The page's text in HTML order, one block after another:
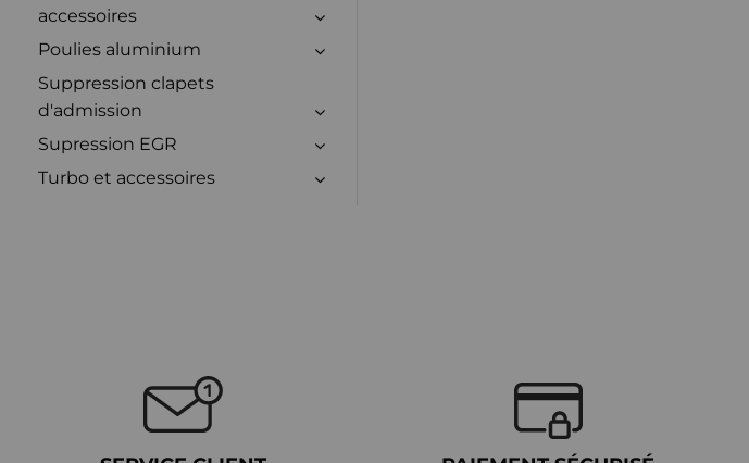
accessoires
Poulies aluminium
Suppression clapets
d'admission
Supression EGR
Turbo et accessoires